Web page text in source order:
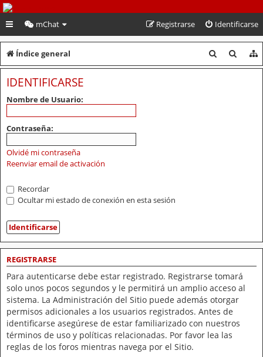
PeruVoley.com
mChat Identificarse
Registrarse
Índice general
u
u
IDENTIFICARSE
Nombre de Usuario:
Contraseña:
Olvidé mi contraseña
Reenviar email de activación
Recordar
Ocultar mi estado de conexión en esta sesión
REGISTRARSE
Para autenticarse debe estar registrado. Registrarse tomará
solo unos pocos segundos y le permitirá un amplio acceso al
sistema. La Administración del Sitio puede además otorgar
permisos adicionales a los usuarios registrados. Antes de
identificarse asegúrese de estar familiarizado con nuestros
términos de uso y políticas relacionadas. Por favor lea las
reglas de los foros mientras navega por el Sitio.